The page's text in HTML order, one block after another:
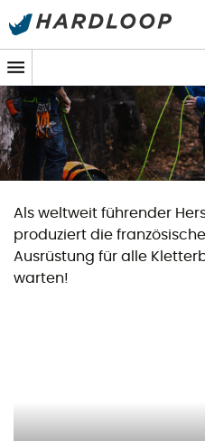
Als weltweit führender
produziert die
Ausrüstung für alle
warten!